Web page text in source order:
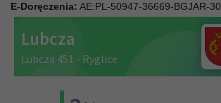
E-Doręczenia: AE:PL-50947-36669-BGJAR-30